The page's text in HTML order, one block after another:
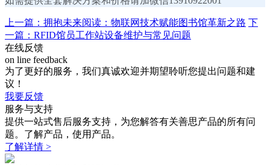
上一篇：拥抱未来阅读：物联网技术赋能图书馆革新之路 下
一篇：RFID馆员工作站设备维护与常见问题
在线反馈
on line feedback
为了更好的服务，我们真诚欢迎并期望聆听您提出问题和建
议！
我要反馈
服务与支持
提供一站式售后服务支持，为您解答有关善思产品的所有问
题。了解产品，使用产品。
了解详情 >